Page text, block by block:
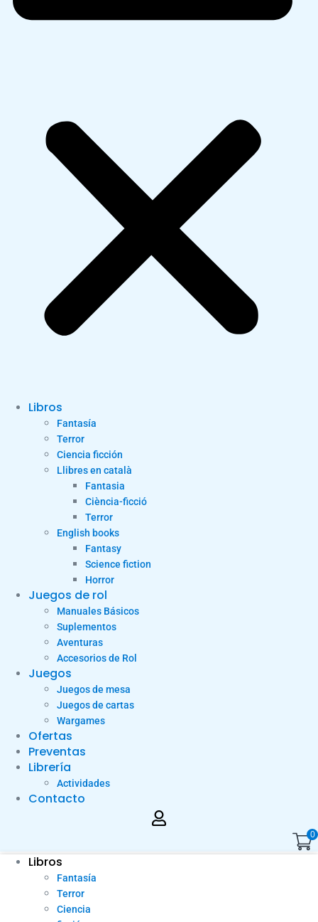
Libros
Fantasía
Terror
Ciencia ficción
Llibres en català
Fantasia
Ciència-ficció
Terror
English books
Fantasy
Science fiction
Horror
Juegos de rol
Manuales Básicos
Suplementos
Aventuras
Accesorios de Rol
Juegos
Juegos de mesa
Juegos de cartas
Wargames
Ofertas
Preventas
Librería
Actividades
Contacto
0
Libros
Fantasía
Terror
Ciencia